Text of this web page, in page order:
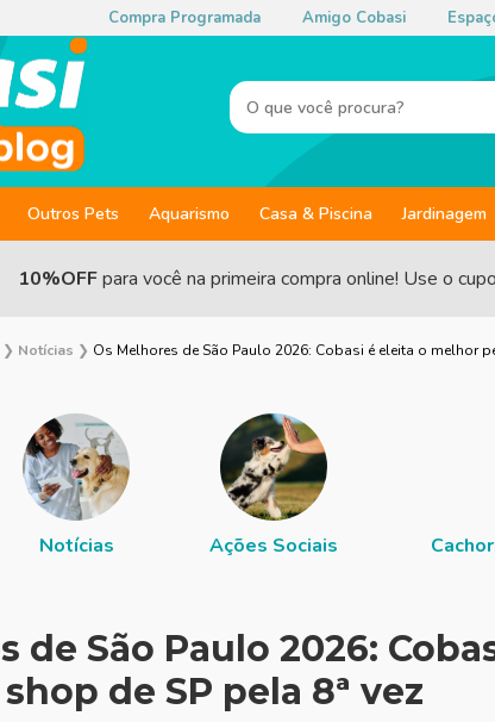
Compra Programada Amigo Cobasi
Outros Pets Aquarismo Casa & Piscina Jardinagem
10%OFFpara você na primeira compra online! Use o
❯ Notícias ❯ Os Melhores de São Paulo 2026: Cobasi é eleita o melhor
Notícias Ações Sociais
de São Paulo 2026:
de SP pela 8ª vez